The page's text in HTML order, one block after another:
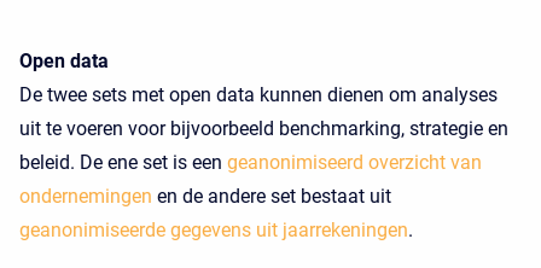
Open data
De twee sets met open data kunnen dienen om analyses
uit te voeren voor bijvoorbeeld benchmarking, strategie en
beleid. De ene set is een geanonimiseerd overzicht van
ondernemingen en de andere set bestaat uit
geanonimiseerde gegevens uit jaarrekeningen.